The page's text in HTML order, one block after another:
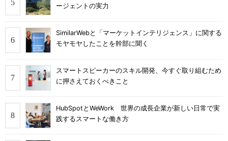
ージェントの実力
SimilarWebと「マーケットインテリジェンス」に関する
モヤモヤしたことを幹部に聞く
スマートスピーカーのスキル開発、今すぐ取り組むため
に押さえておくべきこと
HubSpotとWeWork 世界の成長企業が新しい日常で実
践するスマートな働き方